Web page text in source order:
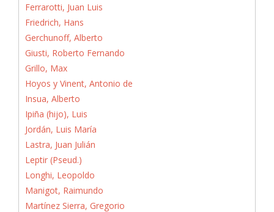
Ferrarotti, Juan Luis
Friedrich, Hans
Gerchunoff, Alberto
Giusti, Roberto Fernando
Grillo, Max
Hoyos y Vinent, Antonio de
Insua, Alberto
Ipiña (hijo), Luis
Jordán, Luis María
Lastra, Juan Julián
Leptir (Pseud.)
Longhi, Leopoldo
Manigot, Raimundo
Martínez Sierra, Gregorio